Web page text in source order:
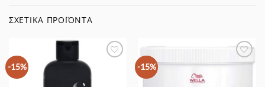
ΣΧΕΤΙΚΆ ΠΡΟΪΌΝΤΑ
-15%
Αγαπημένα
-15%
Προσθήκη